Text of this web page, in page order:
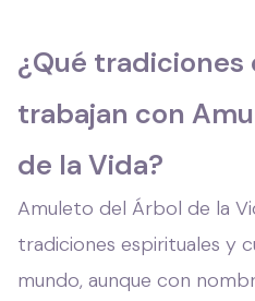
¿Qué tradiciones
trabajan con
de la Vida?
Amuleto del Árbol de la
tradiciones espirituales y
mundo, aunque con